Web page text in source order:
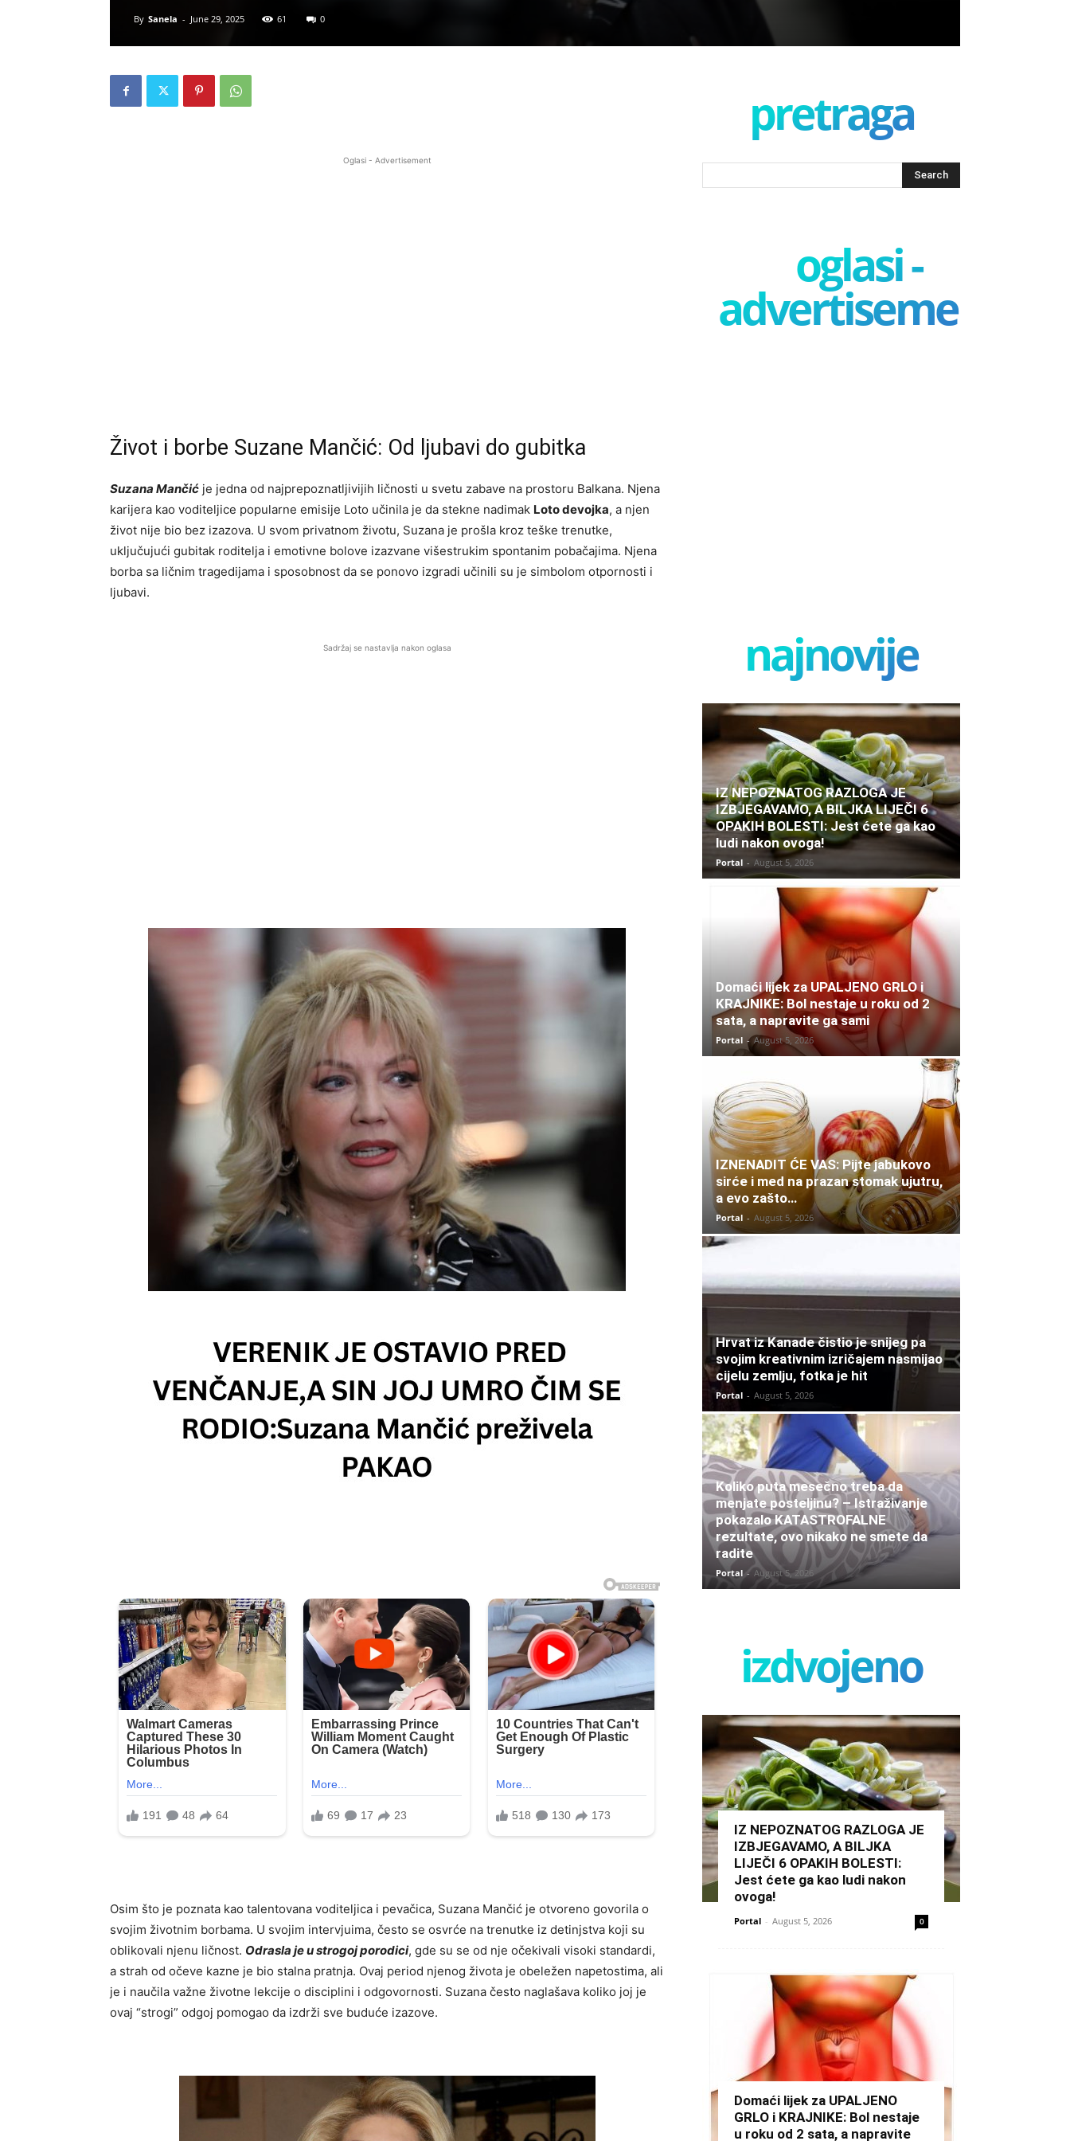
By Sanela - June 29, 2025 61 0
Oglasi - Advertisement
Život i borbe Suzane Mančić: Od ljubavi do gubitka
Suzana Mančić je jedna od najprepoznatljivijih ličnosti u svetu zabave na prostoru Balkana. Njena
karijera kao voditeljice popularne emisije Loto učinila je da stekne nadimak Loto devojka, a njen
život nije bio bez izazova. U svom privatnom životu, Suzana je prošla kroz teške trenutke,
uključujući gubitak roditelja i emotivne bolove izazvane višestrukim spontanim pobačajima. Njena
borba sa ličnim tragedijama i sposobnost da se ponovo izgradi učinili su je simbolom otpornosti i
ljubavi.
Sadržaj se nastavlja nakon oglasa
Osim što je poznata kao talentovana voditeljica i pevačica, Suzana Mančić je otvoreno govorila o
svojim životnim borbama. U svojim intervjuima, često se osvrće na trenutke iz detinjstva koji su
oblikovali njenu ličnost. Odrasla je u strogoj porodici, gde su se od nje očekivali visoki standardi,
a strah od očeve kazne je bio stalna pratnja. Ovaj period njenog života je obeležen napetostima, ali
je i naučila važne životne lekcije o disciplini i odgovornosti. Suzana često naglašava koliko joj je
ovaj “strogi” odgoj pomogao da izdrži sve buduće izazove.
pretraga
oglasi -
advertisement
najnovije
IZ NEPOZNATOG RAZLOGA JE
IZBJEGAVAMO, A BILJKA LIJEČI 6
OPAKIH BOLESTI: Jest ćete ga kao
ludi nakon ovoga!
Portal - August 5, 2026
Domaći lijek za UPALJENO GRLO i
KRAJNIKE: Bol nestaje u roku od 2
sata, a napravite ga sami
Portal - August 5, 2026
IZNENADIT ĆE VAS: Pijte jabukovo
sirće i med na prazan stomak ujutru,
a evo zašto…
Portal - August 5, 2026
Hrvat iz Kanade čistio je snijeg pa
svojim kreativnim izričajem nasmijao
cijelu zemlju, fotka je hit
Portal - August 5, 2026
Koliko puta mesečno treba da
menjate posteljinu? – Istraživanje
pokazalo KATASTROFALNE
rezultate, ovo nikako ne smete da
radite
Portal - August 5, 2026
izdvojeno
IZ NEPOZNATOG RAZLOGA JE
IZBJEGAVAMO, A BILJKA
LIJEČI 6 OPAKIH BOLESTI:
Jest ćete ga kao ludi nakon
ovoga!
Portal - August 5, 2026 0
Domaći lijek za UPALJENO
GRLO i KRAJNIKE: Bol nestaje
u roku od 2 sata, a napravite